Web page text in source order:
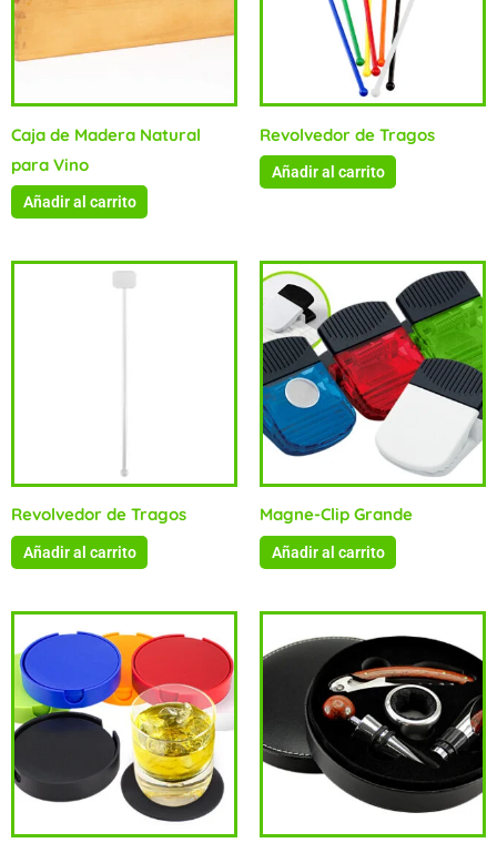
Caja de Madera Natural
para Vino
Añadir al carrito
Revolvedor de Tragos
Añadir al carrito
Revolvedor de Tragos
Añadir al carrito
Magne-Clip Grande
Añadir al carrito